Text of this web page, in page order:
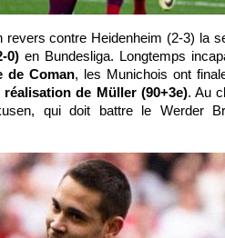
revers contre Heidenheim (2-3) la
0) en Bundesliga. Longtemps
de Coman, les Munichois ont
de Müller (90+3e). Au
qui doit battre le Werder